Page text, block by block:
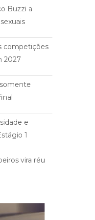
Buzzi a
competições
2027
e
1
vira réu